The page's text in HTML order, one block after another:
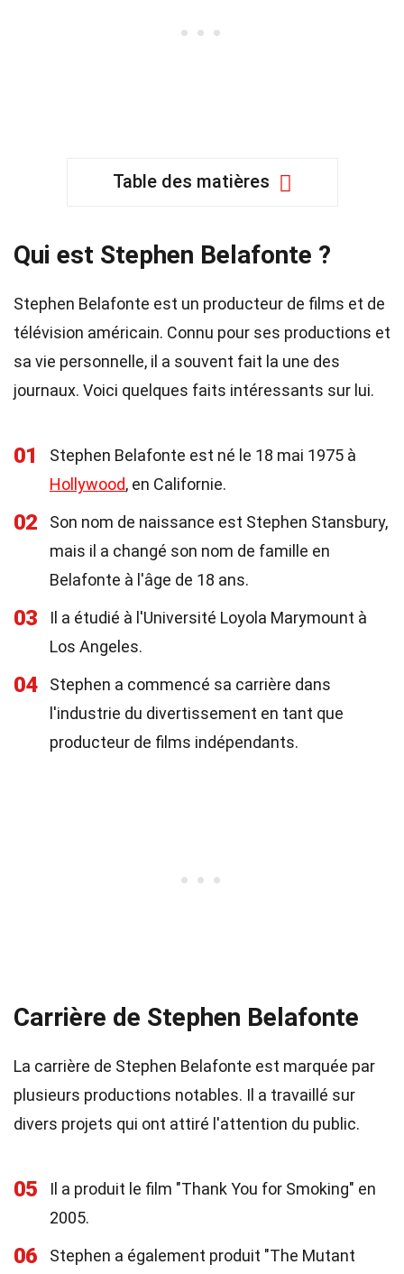
Table des matières
Qui est Stephen Belafonte ?
Stephen Belafonte est un producteur de films et de
télévision américain. Connu pour ses productions et
sa vie personnelle, il a souvent fait la une des
journaux. Voici quelques faits intéressants sur lui.
01
Stephen Belafonte est né le 18 mai 1975 à
Hollywood, en Californie.
02
Son nom de naissance est Stephen Stansbury,
mais il a changé son nom de famille en
Belafonte à l'âge de 18 ans.
03
Il a étudié à l'Université Loyola Marymount à
Los Angeles.
04
Stephen a commencé sa carrière dans
l'industrie du divertissement en tant que
producteur de films indépendants.
Carrière de Stephen Belafonte
La carrière de Stephen Belafonte est marquée par
plusieurs productions notables. Il a travaillé sur
divers projets qui ont attiré l'attention du public.
05
Il a produit le film "Thank You for Smoking" en
2005.
06
Stephen a également produit "The Mutant